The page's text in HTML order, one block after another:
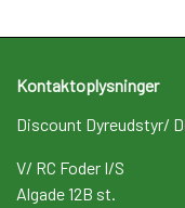
Kontaktoplysninger
Discount Dyreudstyr/
V/ RC Foder I/S
Algade 12B st.